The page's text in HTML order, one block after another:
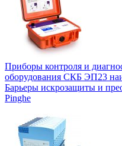
Приборы контроля и
оборудования СКБ ЭП23
Барьеры искрозащиты и
Pinghe